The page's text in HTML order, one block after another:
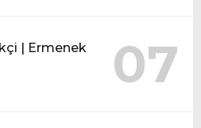
| Ermenek
07